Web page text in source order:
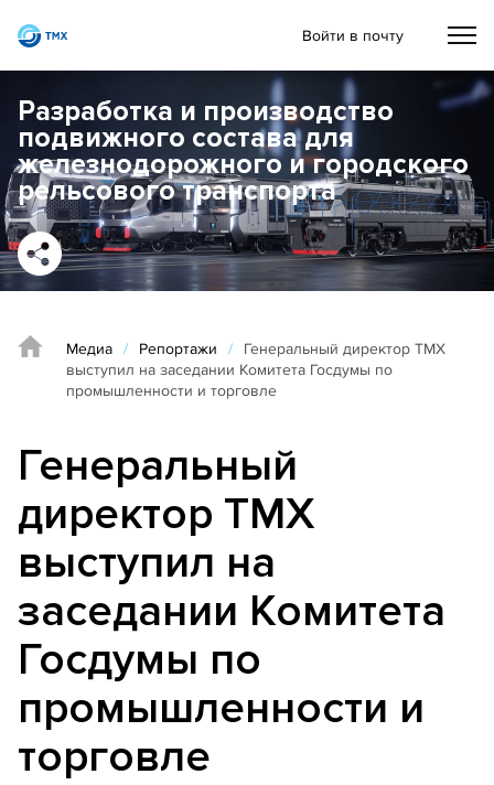
Войти в почту
Разработка и производство
подвижного состава для
железнодорожного и городского
рельсового транспорта
Медиа / Репортажи /
Генеральный директор ТМХ
выступил на заседании Комитета Госдумы по
промышленности и торговле
Генеральный
директор ТМХ
выступил на
заседании Комитета
Госдумы по
промышленности и
торговле